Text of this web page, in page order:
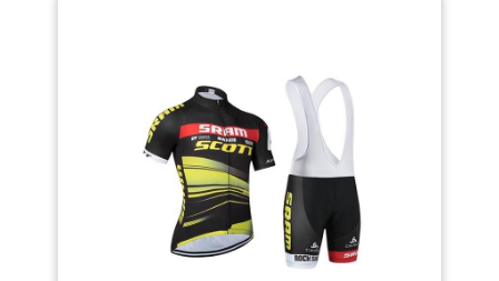
la friction entre votre hanche et
la selle de vélo, s'adapter plus
étroitement et soulager les
douleurs à la hanche. lors de
longs trajets. Léger et durable :
les vêtements de cyclisme sont
fabriqués dans un matériau
léger avec une bonne finition et
des coutures adaptées au
cyclisme. Ces vêtements de
cyclisme conviennent à tous les
vélo. ✔️ Ajustement stable avec
bandes antidérapantes : Le
short est conçu avec des inserts
antidérapants au niveau des
jambes, qui maintiennent le
vêtement parfaitement en place,
évitent les déplacements et
améliorent la stabilité pendant le
pédalage. ✔️ Confort supérieur
avec rembourrage en gel 5D : Le
cuissard à bretelles est équipé
d’une peau de chamois